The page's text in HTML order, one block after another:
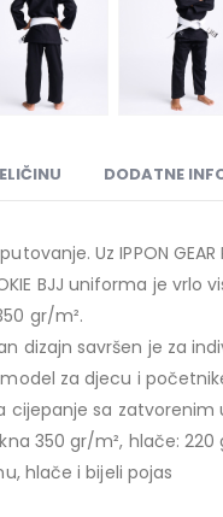
DODATNE
Uz IPPON
BJJ uniforma je
gr/m².
dizajn savršen je za
za djecu i
cijepanje sa
350 gr/m², hlače: 220
hlače i bijeli pojas